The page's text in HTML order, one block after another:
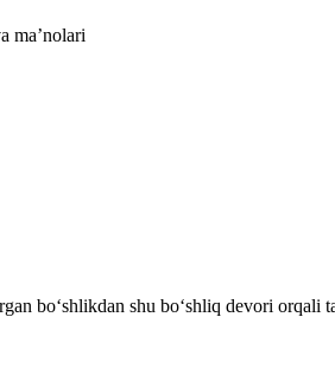
ma’nolari
boʻshlikdan shu boʻshliq devori